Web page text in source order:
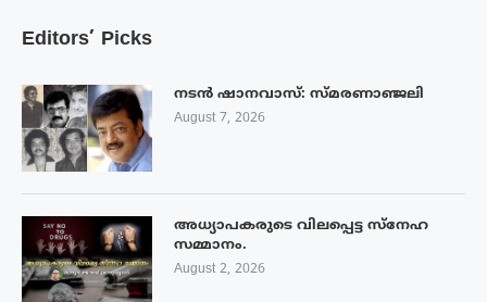
Editors’ Picks
നടൻ ഷാനവാസ്: സ്മരണാഞ്ജലി
August 7, 2026
അധ്യാപകരുടെ വിലപ്പെട്ട സ്നേഹ
സമ്മാനം.
August 2, 2026